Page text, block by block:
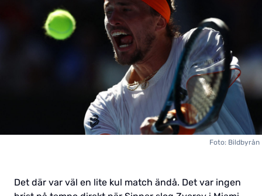
Foto: Bildbyrån
Det där var väl en lite kul match ändå. Det var ingen